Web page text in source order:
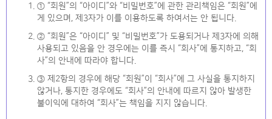
① “회원”의 “아이디”와 “비밀번호”에 관한 관리책임은 “회원”에
게 있으며, 제3자가 이를 이용하도록 하여서는 안 됩니다.
② “회원”은 “아이디” 및 “비밀번호”가 도용되거나 제3자에 의해
사용되고 있음을 안 경우에는 이를 즉시 “회사”에 통지하고, “회
사”의 안내에 따라야 합니다.
③ 제2항의 경우에 해당 “회원”이 “회사”에 그 사실을 통지하지
않거나, 통지한 경우에도 “회사”의 안내에 따르지 않아 발생한
불이익에 대하여 “회사”는 책임을 지지 않습니다.